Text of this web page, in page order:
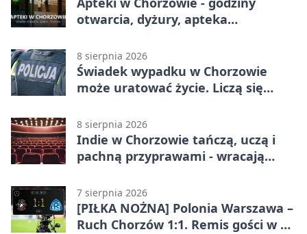
otwarcia, dyżury, apteka
8 sierpnia 2026
Świadek wypadku w Chorzowie
może uratować życie. Liczą się
8 sierpnia 2026
Indie w Chorzowie tańczą, uczą i
pachną przyprawami - wracają
7 sierpnia 2026
[PIŁKA NOŻNA] Polonia Warszawa –
Ruch Chorzów 1:1. Remis gości w 3.